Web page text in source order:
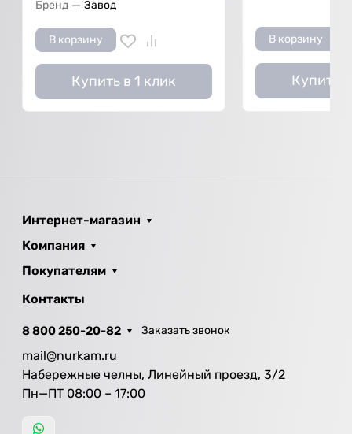
Бренд — Завод
В корзину
Купить в 1 клик
В корзину
Купить
Интернет-магазин
Компания
Покупателям
Контакты
8 800 250-20-82 Заказать звонок
mail@nurkam.ru
Набережные челны, Линейный проезд, 3/2
Пн—ПТ 08:00 – 17:00